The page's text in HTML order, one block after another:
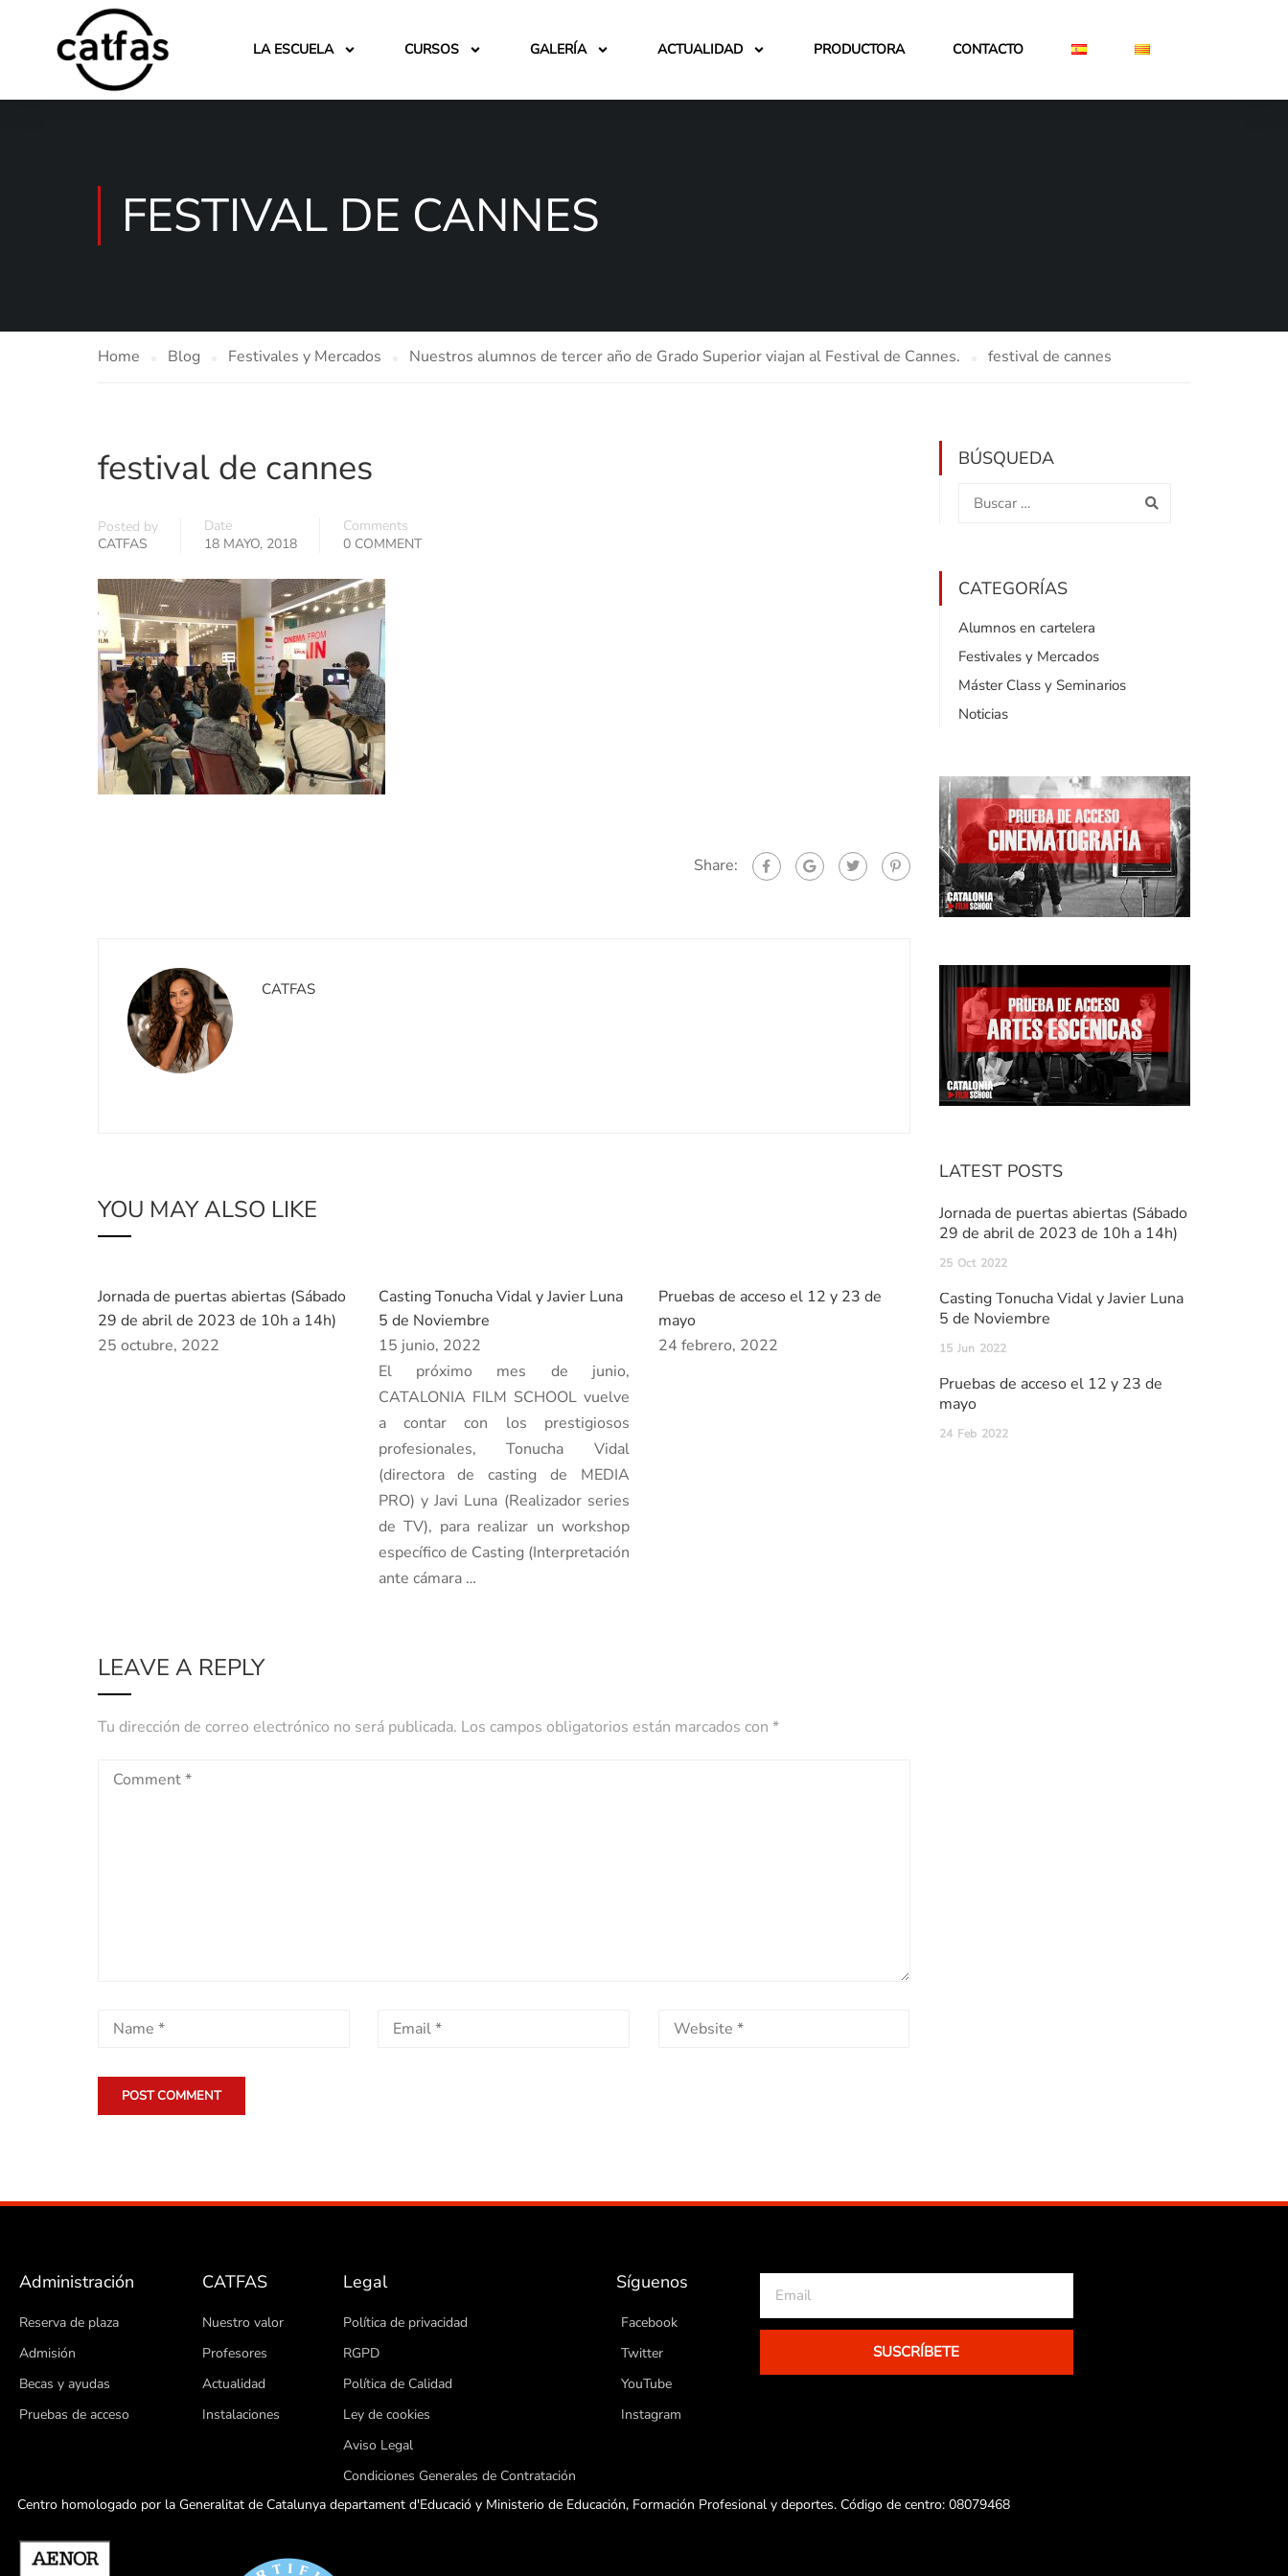
LA ESCUELA CURSOS GALERÍA ACTUALIDAD PRODUCTORA CONTACTO
FESTIVAL DE CANNES
Home Blog Festivales y Mercados Nuestros alumnos de tercer año de Grado Superior viajan al Festival de Cannes. festival de cannes
festival de cannes
Posted by
CATFAS
Date
18 MAYO, 2018
Comments
0 COMMENT
Share:
CATFAS
YOU MAY ALSO LIKE
Jornada de puertas abiertas (Sábado
29 de abril de 2023 de 10h a 14h)
25 octubre, 2022
Casting Tonucha Vidal y Javier Luna
5 de Noviembre
15 junio, 2022
El próximo mes de junio,
CATALONIA FILM SCHOOL vuelve
a contar con los prestigiosos
profesionales, Tonucha Vidal
(directora de casting de MEDIA
PRO) y Javi Luna (Realizador series
de TV), para realizar un workshop
específico de Casting (Interpretación
ante cámara …
Pruebas de acceso el 12 y 23 de
mayo
24 febrero, 2022
LEAVE A REPLY
Tu dirección de correo electrónico no será publicada. Los campos obligatorios están marcados con *
BÚSQUEDA
CATEGORÍAS
Alumnos en cartelera
Festivales y Mercados
Máster Class y Seminarios
Noticias
LATEST POSTS
Jornada de puertas abiertas (Sábado
29 de abril de 2023 de 10h a 14h)
25 Oct 2022
Casting Tonucha Vidal y Javier Luna
5 de Noviembre
15 Jun 2022
Pruebas de acceso el 12 y 23 de
mayo
24 Feb 2022
Administración
Reserva de plaza
Admisión
Becas y ayudas
Pruebas de acceso
CATFAS
Nuestro valor
Profesores
Actualidad
Instalaciones
Legal
Política de privacidad
RGPD
Política de Calidad
Ley de cookies
Aviso Legal
Condiciones Generales de Contratación
Síguenos
Facebook
Twitter
YouTube
Instagram
SUSCRÍBETE
Centro homologado por la Generalitat de Catalunya departament d'Educació y Ministerio de Educación, Formación Profesional y deportes. Código de centro: 08079468